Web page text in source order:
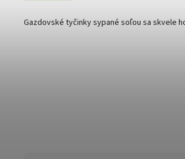
Gazdovské tyčinky sypané soľou sa skvele